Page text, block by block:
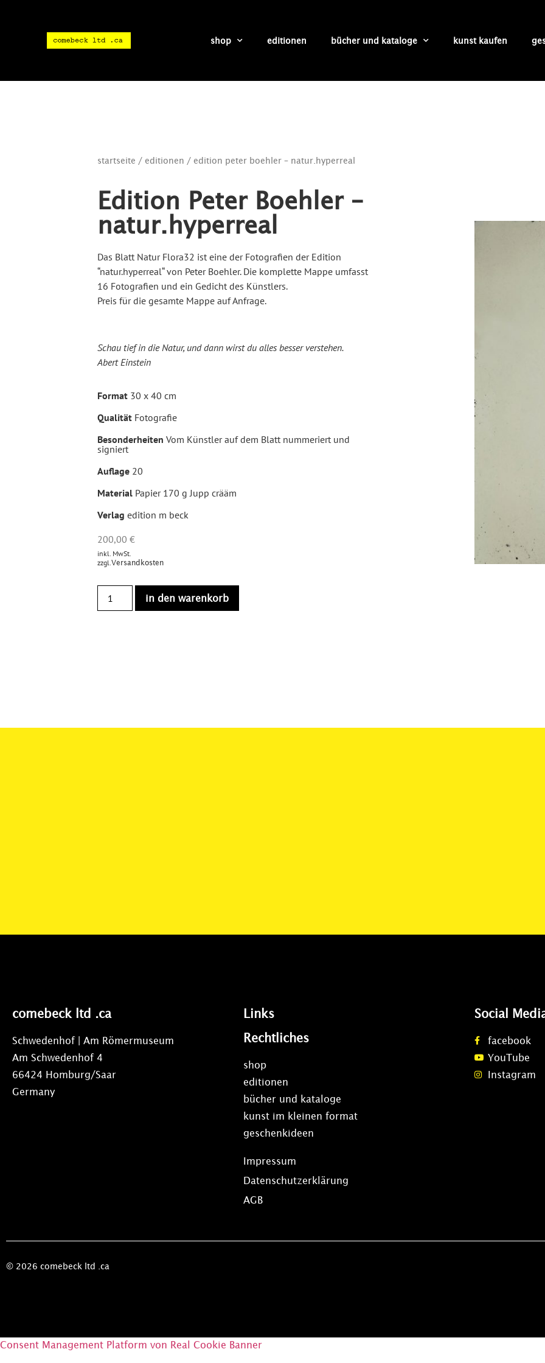
shop editionen bücher und kataloge kunst kaufen
startseite / editionen / edition peter boehler – natur.hyperreal
Edition Peter Boehler –
natur.hyperreal
Das Blatt Natur Flora32 ist eine der Fotografien der Edition
“natur.hyperreal“ von Peter Boehler. Die komplette Mappe umfasst
16 Fotografien und ein Gedicht des Künstlers.
Preis für die gesamte Mappe auf Anfrage.
Schau tief in die Natur, und dann wirst du alles besser verstehen.
Abert Einstein
Format 30 x 40 cm
Qualität Fotografie
Besonderheiten Vom Künstler auf dem Blatt nummeriert und
signiert
Auflage 20
Material Papier 170 g Jupp crääm
Verlag edition m beck
200,00 €
inkl. MwSt.
zzgl.Versandkosten
in den warenkorb
comebeck ltd .ca
Schwedenhof | Am Römermuseum
Am Schwedenhof 4
66424 Homburg/Saar
Germany
Links
Rechtliches
shop
editionen
bücher und kataloge
kunst im kleinen format
geschenkideen
Impressum
Datenschutzerklärung
AGB
Social
facebook
YouTube
Instagram
© 2026 comebeck ltd .ca
Consent Management Platform von Real Cookie Banner